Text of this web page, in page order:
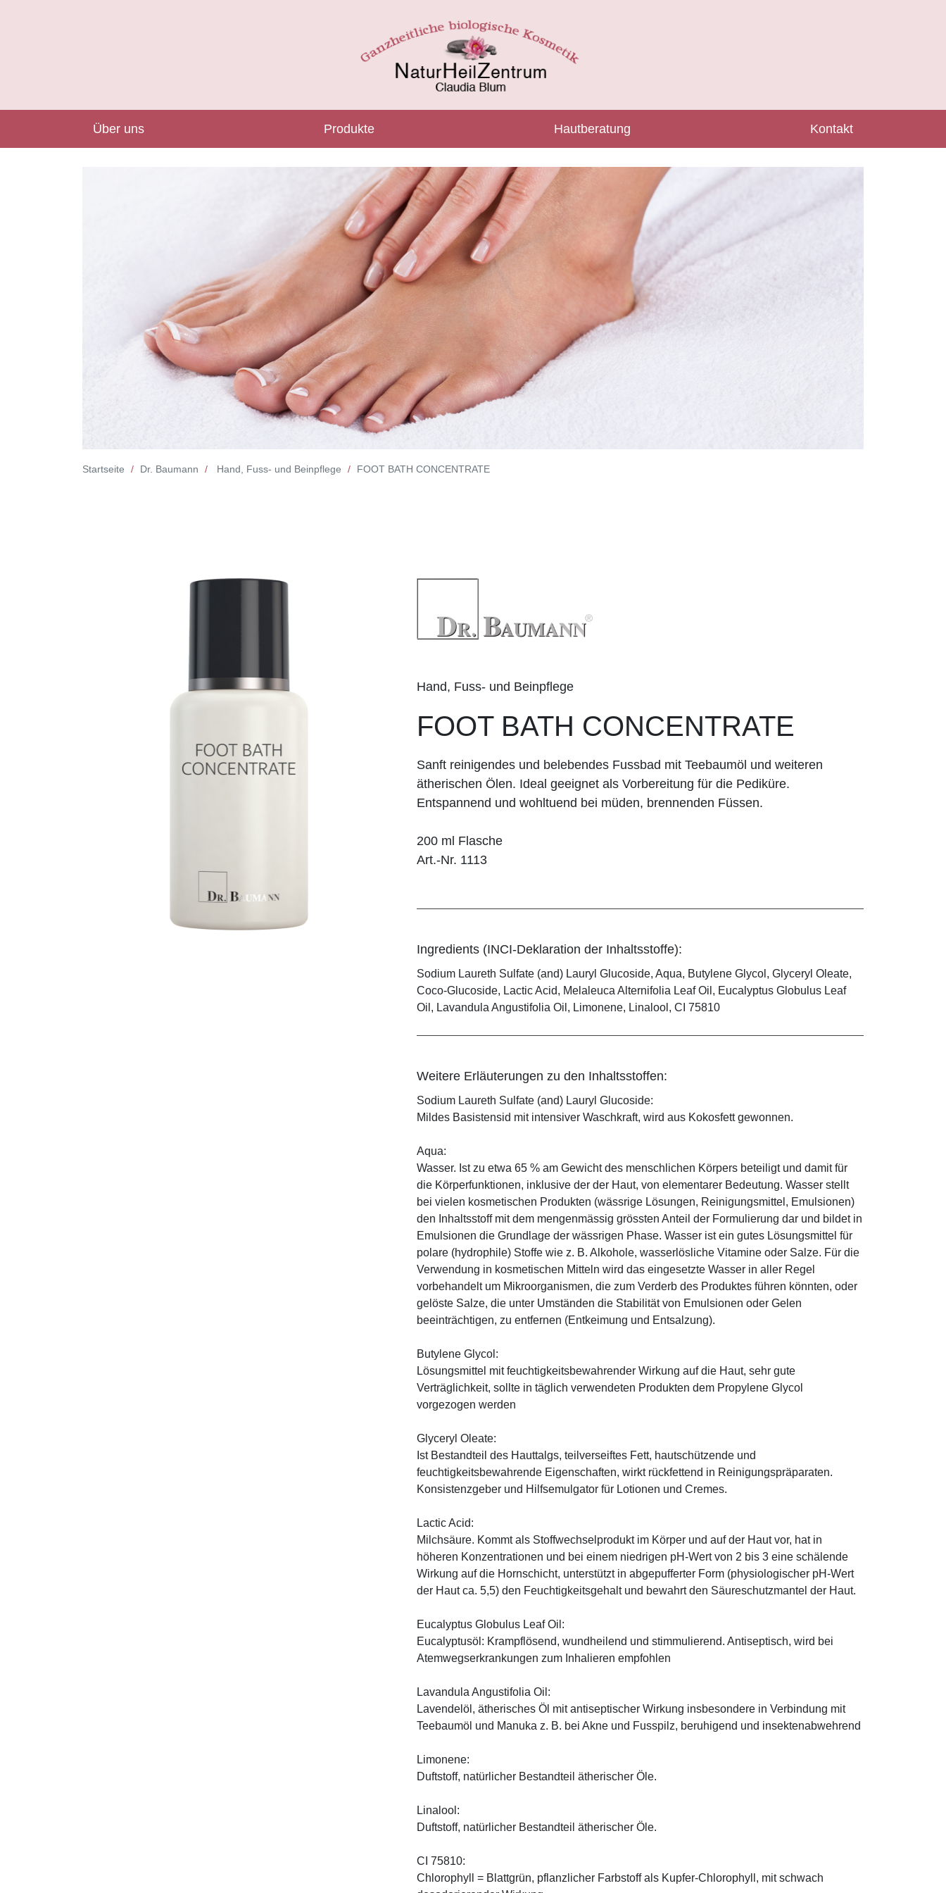
Über uns Produkte Hautberatung Kontakt
Startseite Dr. Baumann Hand, Fuss- und Beinpflege FOOT BATH CONCENTRATE
Hand, Fuss- und Beinpflege
FOOT BATH CONCENTRATE
Sanft reinigendes und belebendes Fussbad mit Teebaumöl und weiteren
ätherischen Ölen. Ideal geeignet als Vorbereitung für die Pediküre.
Entspannend und wohltuend bei müden, brennenden Füssen.
200 ml Flasche
Art.-Nr. 1113
Ingredients (INCI-Deklaration der Inhaltsstoffe):
Sodium Laureth Sulfate (and) Lauryl Glucoside, Aqua, Butylene Glycol, Glyceryl Oleate,
Coco-Glucoside, Lactic Acid, Melaleuca Alternifolia Leaf Oil, Eucalyptus Globulus Leaf
Oil, Lavandula Angustifolia Oil, Limonene, Linalool, CI 75810
Weitere Erläuterungen zu den Inhaltsstoffen:
Sodium Laureth Sulfate (and) Lauryl Glucoside:
Mildes Basistensid mit intensiver Waschkraft, wird aus Kokosfett gewonnen.
Aqua:
Wasser. Ist zu etwa 65 % am Gewicht des menschlichen Körpers beteiligt und damit für
die Körperfunktionen, inklusive der der Haut, von elementarer Bedeutung. Wasser stellt
bei vielen kosmetischen Produkten (wässrige Lösungen, Reinigungsmittel, Emulsionen)
den Inhaltsstoff mit dem mengenmässig grössten Anteil der Formulierung dar und bildet in
Emulsionen die Grundlage der wässrigen Phase. Wasser ist ein gutes Lösungsmittel für
polare (hydrophile) Stoffe wie z. B. Alkohole, wasserlösliche Vitamine oder Salze. Für die
Verwendung in kosmetischen Mitteln wird das eingesetzte Wasser in aller Regel
vorbehandelt um Mikroorganismen, die zum Verderb des Produktes führen könnten, oder
gelöste Salze, die unter Umständen die Stabilität von Emulsionen oder Gelen
beeinträchtigen, zu entfernen (Entkeimung und Entsalzung).
Butylene Glycol:
Lösungsmittel mit feuchtigkeitsbewahrender Wirkung auf die Haut, sehr gute
Verträglichkeit, sollte in täglich verwendeten Produkten dem Propylene Glycol
vorgezogen werden
Glyceryl Oleate:
Ist Bestandteil des Hauttalgs, teilverseiftes Fett, hautschützende und
feuchtigkeitsbewahrende Eigenschaften, wirkt rückfettend in Reinigungspräparaten.
Konsistenzgeber und Hilfsemulgator für Lotionen und Cremes.
Lactic Acid:
Milchsäure. Kommt als Stoffwechselprodukt im Körper und auf der Haut vor, hat in
höheren Konzentrationen und bei einem niedrigen pH-Wert von 2 bis 3 eine schälende
Wirkung auf die Hornschicht, unterstützt in abgepufferter Form (physiologischer pH-Wert
der Haut ca. 5,5) den Feuchtigkeitsgehalt und bewahrt den Säureschutzmantel der Haut.
Eucalyptus Globulus Leaf Oil:
Eucalyptusöl: Krampflösend, wundheilend und stimmulierend. Antiseptisch, wird bei
Atemwegserkrankungen zum Inhalieren empfohlen
Lavandula Angustifolia Oil:
Lavendelöl, ätherisches Öl mit antiseptischer Wirkung insbesondere in Verbindung mit
Teebaumöl und Manuka z. B. bei Akne und Fusspilz, beruhigend und insektenabwehrend
Limonene:
Duftstoff, natürlicher Bestandteil ätherischer Öle.
Linalool:
Duftstoff, natürlicher Bestandteil ätherischer Öle.
CI 75810:
Chlorophyll = Blattgrün, pflanzlicher Farbstoff als Kupfer-Chlorophyll, mit schwach